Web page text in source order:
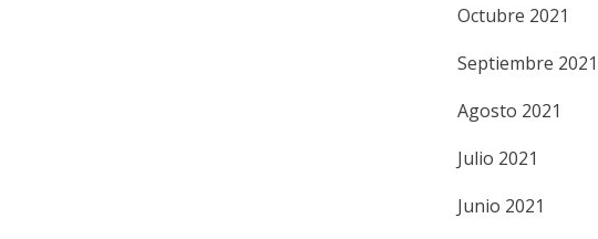
Octubre 2021
Septiembre 2021
Agosto 2021
Julio 2021
Junio 2021